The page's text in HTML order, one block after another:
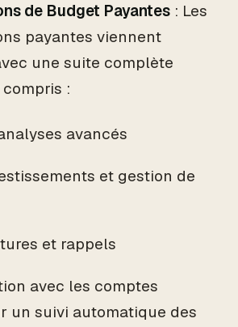
de Budget Payantes : Les
payantes viennent
une suite complète
:
avancés
et gestion de
et rappels
avec les comptes
un suivi automatique des